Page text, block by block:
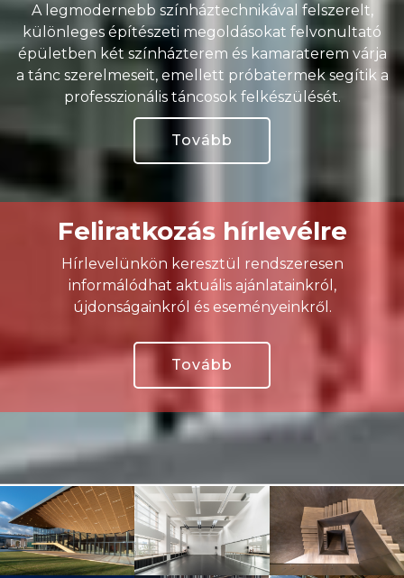
A legmodernebb színháztechnikával felszerelt,
különleges építészeti megoldásokat felvonultató
épületben két színházterem és kamaraterem várja
a tánc szerelmeseit, emellett próbatermek segítik a
professzionális táncosok felkészülését.
Tovább
Feliratkozás hírlevélre
Hírlevelünkön keresztül rendszeresen
informálódhat aktuális ajánlatainkról,
újdonságainkról és eseményeinkről.
Tovább